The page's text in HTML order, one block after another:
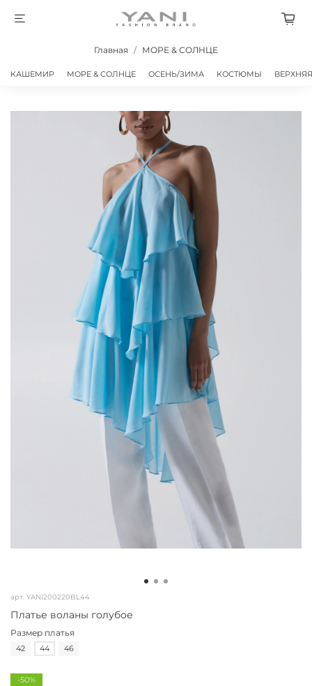
Главная МОРЕ & СОЛНЦЕ
КАШЕМИР МОРЕ & СОЛНЦЕ ОСЕНЬ/ЗИМА КОСТЮМЫ
арт. YANI200220BL44
Платье воланы голубое
Размер платья
42 44 46
-50%